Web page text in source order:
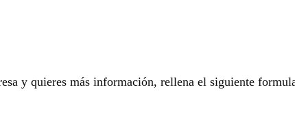
y quieres más información, rellena el siguiente